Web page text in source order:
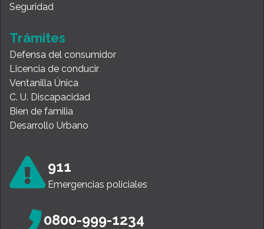
Seguridad
Trámites
Defensa del consumidor
Licencia de conducir
Ventanilla Única
C. U. Discapacidad
Bien de familia
Desarrollo Urbano
911
Emergencias policiales
0800-999-1234